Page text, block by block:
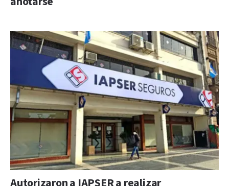
Autorizaron a IAPSER a realizar